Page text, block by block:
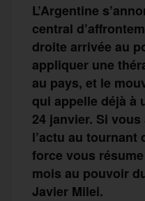
L’Argentine
central
droite arrivée au
appliquer une
au pays, et le
qui appelle déjà à
24 janvier. Si
l’actu au tournant
force vous
mois au pouvoir
Javier Milei.